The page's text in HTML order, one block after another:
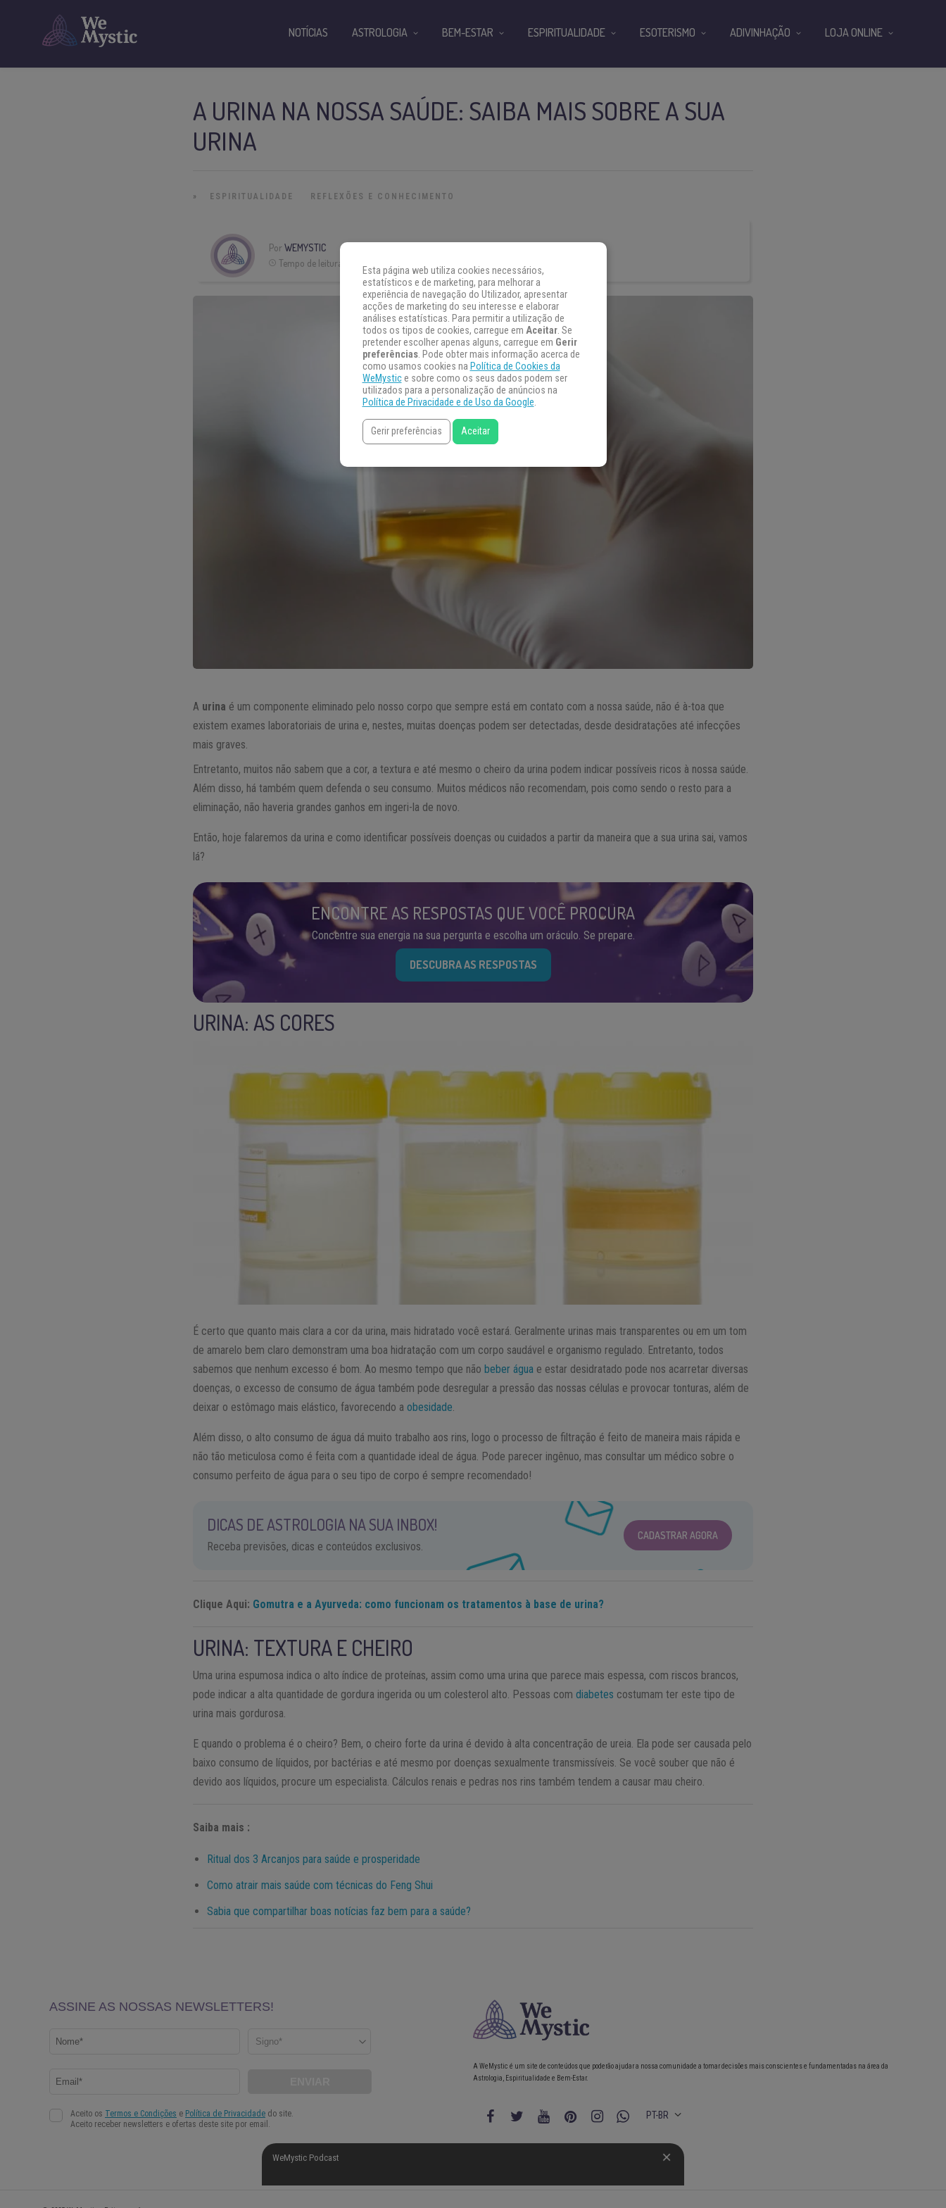
A URINA NA NOSSA SAÚDE: SAIBA MAIS SOBRE A SUA
URINA
» ESPIRITUALIDADE REFLEXÕES E CONHECIMENTO
PorWEMYSTIC
Tempo de leitura:
A urina é um componente eliminado pelo nosso corpo que sempre está em contato com a nossa saúde, não é à-toa que
existem exames laboratoriais de urina e, nestes, muitas doenças podem ser detectadas, desde desidratações até infecções
mais graves.
Entretanto, muitos não sabem que a cor, a textura e até mesmo o cheiro da urina podem indicar possíveis ricos à nossa saúde.
Além disso, há também quem defenda o seu consumo. Muitos médicos não recomendam, pois como sendo o resto para a
eliminação, não haveria grandes ganhos em ingeri-la de novo.
Então, hoje falaremos da urina e como identificar possíveis doenças ou cuidados a partir da maneira que a sua urina sai, vamos
lá?
ENCONTRE AS RESPOSTAS QUE VOCÊ PROCURA
Concentre sua energia na sua pergunta e escolha um oráculo. Se prepare.
DESCUBRA AS RESPOSTAS
URINA: AS CORES
É certo que quanto mais clara a cor da urina, mais hidratado você estará. Geralmente urinas mais transparentes ou em um tom
de amarelo bem claro demonstram uma boa hidratação com um corpo saudável e organismo regulado. Entretanto, todos
sabemos que nenhum excesso é bom. Ao mesmo tempo que nãobeber água e estar desidratado pode nos acarretar diversas
doenças, o excesso de consumo de água também pode desregular a pressão das nossas células e provocar tonturas, além de
deixar o estômago mais elástico, favorecendo aobesidade.
Além disso, o alto consumo de água dá muito trabalho aos rins, logo o processo de filtração é feito de maneira mais rápida e
não tão meticulosa como é feita com a quantidade ideal de água. Pode parecer ingênuo, mas consultar um médico sobre o
consumo perfeito de água para o seu tipo de corpo é sempre recomendado!
DICAS DE ASTROLOGIA NA SUA INBOX!
Receba previsões, dicas e conteúdos exclusivos.
CADASTRAR AGORA
Clique Aqui: Gomutra e a Ayurveda: como funcionam os tratamentos à base de urina?
URINA: TEXTURA E CHEIRO
Uma urina espumosa indica o alto índice de proteínas, assim como uma urina que parece mais espessa, com riscos brancos,
pode indicar a alta quantidade de gordura ingerida ou um colesterol alto. Pessoas comdiabetes costumam ter este tipo de
urina mais gordurosa.
E quando o problema é o cheiro? Bem, o cheiro forte da urina é devido à alta concentração de ureia. Ela pode ser causada pelo
baixo consumo de líquidos, por bactérias e até mesmo por doenças sexualmente transmissíveis. Se você souber que não é
devido aos líquidos, procure um especialista. Cálculos renais e pedras nos rins também tendem a causar mau cheiro.
Saiba mais :
Ritual dos 3 Arcanjos para saúde e prosperidade
Como atrair mais saúde com técnicas do Feng Shui
Sabia que compartilhar boas notícias faz bem para a saúde?
NOTÍCIAS ASTROLOGIA BEM-ESTAR ESPIRITUALIDADE ESOTERISMO ADIVINHAÇÃO LOJA ONLINE
A WeMystic é um site de conteúdos que poderão ajudar a nossa comunidade a tomar decisões mais conscientes e fundamentadas na área da
Astrologia, Espiritualidade e Bem-Estar.
PT-BR
WeMystic Podcast
Esta página web utiliza cookies necessários,
estatísticos e de marketing, para melhorar a
experiência de navegação do Utilizador, apresentar
acções de marketing do seu interesse e elaborar
análises estatísticas. Para permitir a utilização de
todos os tipos de cookies, carregue em Aceitar. Se
pretender escolher apenas alguns, carregue em Gerir
preferências. Pode obter mais informação acerca de
como usamos cookies na Política de Cookies da
WeMystice sobre como os seus dados podem ser
utilizados para a personalização de anúncios na
Política de Privacidade e de Uso da Google.
Gerir preferências Aceitar